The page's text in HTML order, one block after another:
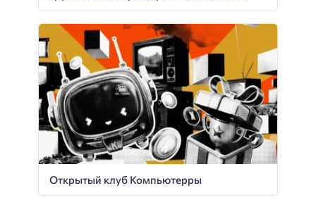
Открытый клуб Компьютерры